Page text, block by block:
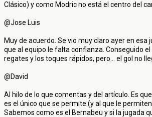
Clásico) y como Modric no está el centro del
@Jose Luis
Muy de acuerdo. Se vio muy claro ayer en esa
que al equipo le falta confianza. Conseguido el
regates y los toques rápidos, pero... el gol no
@David
Al hilo de lo que comentas y del artículo. Es
es el único que se permite (y al que le
Sabemos como es el Bernabeu y si la jugada